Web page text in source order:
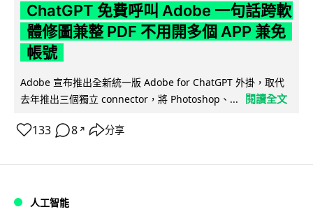
ChatGPT 免費呼叫 Adobe 一句話跨軟
體修圖兼整 PDF 不用開多個 APP 兼免
帳號
Adobe 宣布推出全新統一版 Adobe for ChatGPT 外掛，取代
去年推出三個獨立 connector，將 Photoshop、...
閱讀全文
133 8 ↗ 分享
人工智能